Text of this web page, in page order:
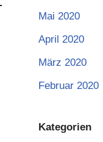
Mai 2020
April 2020
März 2020
Februar 2020
Kategorien